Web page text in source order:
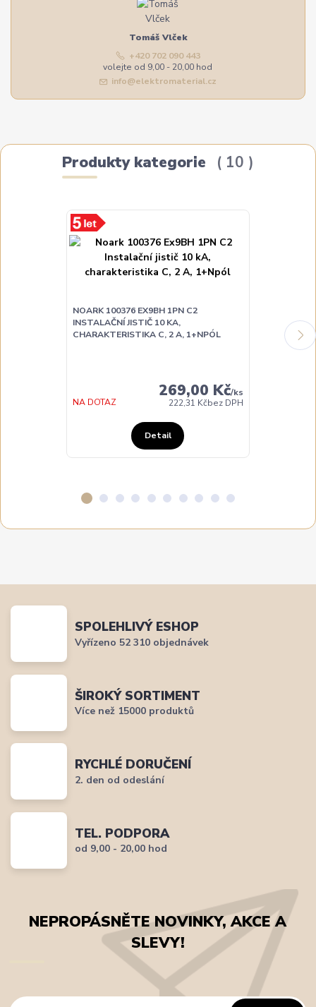
Tomáš Vlček
+420 702 090 443
volejte od 9,00 - 20,00 hod
info@elektromaterial.cz
Produkty kategorie 10
NOARK 100376 EX9BH 1PN C2
INSTALAČNÍ JISTIČ 10 KA,
CHARAKTERISTIKA C, 2 A, 1+NPÓL
269,00 Kč/ks
222,31 Kčbez DPH
NA DOTAZ
Detail
INSTALAČNÍ
SPOLEHLIVÝ ESHOP
Vyřízeno 52 310 objednávek
ŠIROKÝ SORTIMENT
Více než 15000 produktů
RYCHLÉ DORUČENÍ
2. den od odeslání
TEL. PODPORA
od 9,00 - 20,00 hod
NEPROPÁSNĚTE NOVINKY, AKCE A
SLEVY!